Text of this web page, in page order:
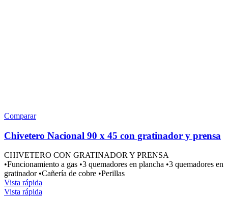
Comparar
Chivetero Nacional 90 x 45 con gratinador y prensa
CHIVETERO CON GRATINADOR Y PRENSA
•Funcionamiento a gas •3 quemadores en plancha •3 quemadores en
gratinador •Cañería de cobre •Perillas
Vista rápida
Vista rápida